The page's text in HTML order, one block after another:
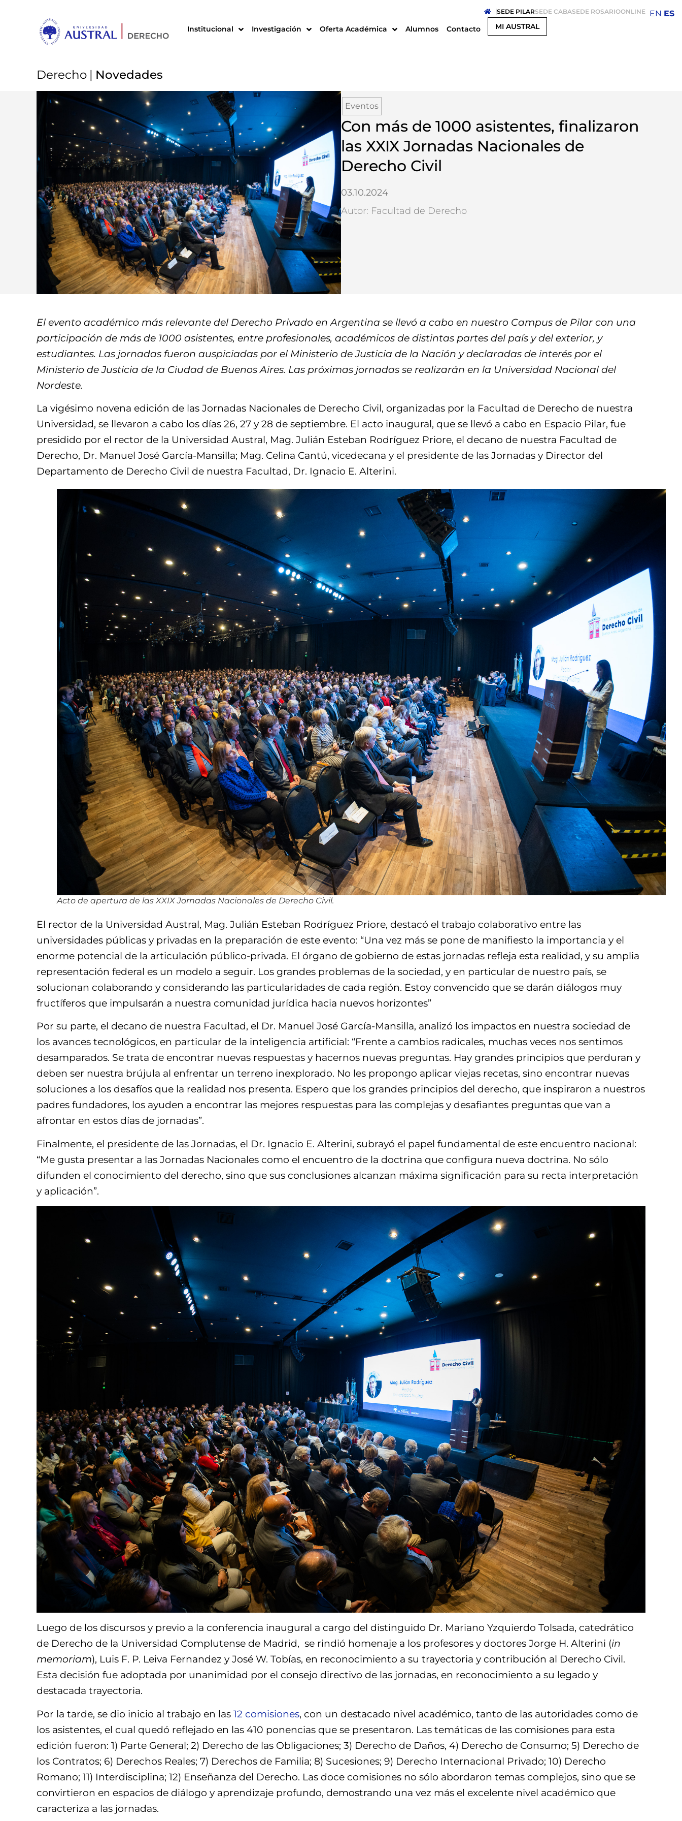
SEDE PILARSEDE CABASEDE ROSARIOONLINE
Institucional Investigación Oferta Académica Alumnos Contacto MI AUSTRAL
Derecho | Novedades
Eventos
Con más de 1000 asistentes, finalizaron
las XXIX Jornadas Nacionales de
Derecho Civil
03.10.2024
Autor: Facultad de Derecho
El evento académico más relevante del Derecho Privado en Argentina se llevó a cabo en nuestro Campus de Pilar con una
participación de más de 1000 asistentes, entre profesionales, académicos de distintas partes del país y del exterior, y
estudiantes. Las jornadas fueron auspiciadas por el Ministerio de Justicia de la Nación y declaradas de interés por el
Ministerio de Justicia de la Ciudad de Buenos Aires. Las próximas jornadas se realizarán en la Universidad Nacional del
Nordeste.
La vigésimo novena edición de las Jornadas Nacionales de Derecho Civil, organizadas por la Facultad de Derecho de nuestra
Universidad, se llevaron a cabo los días 26, 27 y 28 de septiembre. El acto inaugural, que se llevó a cabo en Espacio Pilar, fue
presidido por el rector de la Universidad Austral, Mag. Julián Esteban Rodríguez Priore, el decano de nuestra Facultad de
Derecho, Dr. Manuel José García-Mansilla; Mag. Celina Cantú, vicedecana y el presidente de las Jornadas y Director del
Departamento de Derecho Civil de nuestra Facultad, Dr. Ignacio E. Alterini.
Acto de apertura de las XXIX Jornadas Nacionales de Derecho Civil.
El rector de la Universidad Austral, Mag. Julián Esteban Rodríguez Priore, destacó el trabajo colaborativo entre las
universidades públicas y privadas en la preparación de este evento: “Una vez más se pone de manifiesto la importancia y el
enorme potencial de la articulación público-privada. El órgano de gobierno de estas jornadas refleja esta realidad, y su amplia
representación federal es un modelo a seguir. Los grandes problemas de la sociedad, y en particular de nuestro país, se
solucionan colaborando y considerando las particularidades de cada región. Estoy convencido que se darán diálogos muy
fructíferos que impulsarán a nuestra comunidad jurídica hacia nuevos horizontes”
Por su parte, el decano de nuestra Facultad, el Dr. Manuel José García-Mansilla, analizó los impactos en nuestra sociedad de
los avances tecnológicos, en particular de la inteligencia artificial: “Frente a cambios radicales, muchas veces nos sentimos
desamparados. Se trata de encontrar nuevas respuestas y hacernos nuevas preguntas. Hay grandes principios que perduran y
deben ser nuestra brújula al enfrentar un terreno inexplorado. No les propongo aplicar viejas recetas, sino encontrar nuevas
soluciones a los desafíos que la realidad nos presenta. Espero que los grandes principios del derecho, que inspiraron a nuestros
padres fundadores, los ayuden a encontrar las mejores respuestas para las complejas y desafiantes preguntas que van a
afrontar en estos días de jornadas”.
Finalmente, el presidente de las Jornadas, el Dr. Ignacio E. Alterini, subrayó el papel fundamental de este encuentro nacional:
“Me gusta presentar a las Jornadas Nacionales como el encuentro de la doctrina que configura nueva doctrina. No sólo
difunden el conocimiento del derecho, sino que sus conclusiones alcanzan máxima significación para su recta interpretación
y aplicación”.
Luego de los discursos y previo a la conferencia inaugural a cargo del distinguido Dr. Mariano Yzquierdo Tolsada, catedrático
de Derecho de la Universidad Complutense de Madrid, se rindió homenaje a los profesores y doctores Jorge H. Alterini (in
memoriam), Luis F. P. Leiva Fernandez y José W. Tobías, en reconocimiento a su trayectoria y contribución al Derecho Civil.
Esta decisión fue adoptada por unanimidad por el consejo directivo de las jornadas, en reconocimiento a su legado y
destacada trayectoria.
Por la tarde, se dio inicio al trabajo en las 12 comisiones, con un destacado nivel académico, tanto de las autoridades como de
los asistentes, el cual quedó reflejado en las 410 ponencias que se presentaron. Las temáticas de las comisiones para esta
edición fueron: 1) Parte General; 2) Derecho de las Obligaciones; 3) Derecho de Daños, 4) Derecho de Consumo; 5) Derecho de
los Contratos; 6) Derechos Reales; 7) Derechos de Familia; 8) Sucesiones; 9) Derecho Internacional Privado; 10) Derecho
Romano; 11) Interdisciplina; 12) Enseñanza del Derecho. Las doce comisiones no sólo abordaron temas complejos, sino que se
convirtieron en espacios de diálogo y aprendizaje profundo, demostrando una vez más el excelente nivel académico que
caracteriza a las jornadas.
EN ES